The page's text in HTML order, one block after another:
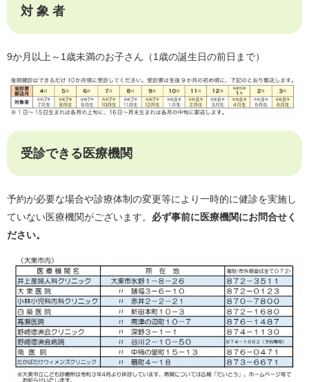
対 象 者
9か月以上～1歳未満のお子さん（1歳の誕生日の前日まで）
受診できる医療機関
予約が必要な場合や診療体制の変更等により一時的に健診を実施し
ていない医療機関がございます。 必ず事前に医療機関にお問合せく
ださい。